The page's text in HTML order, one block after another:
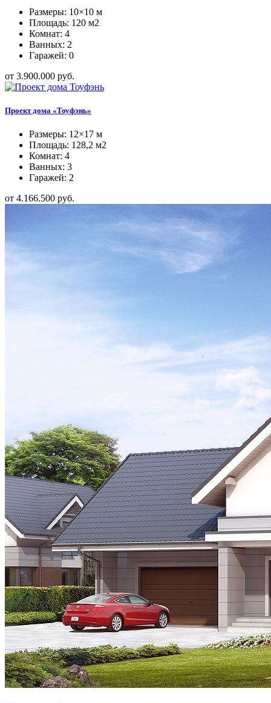
Размеры: 10×10 м
Площадь: 120 м2
Комнат: 4
Ванных: 2
Гаражей: 0
от 3.900.000 руб.
Проект дома «Тоуфэнь»
Размеры: 12×17 м
Площадь: 128,2 м2
Комнат: 4
Ванных: 3
Гаражей: 2
от 4.166.500 руб.